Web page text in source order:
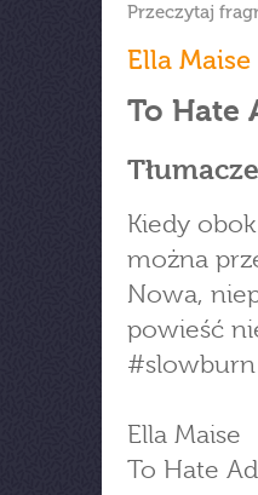
Przeczytaj
Ella Maise
To Hate
Kiedy
można
Nowa,
powieść
Ella Maise
To Hate